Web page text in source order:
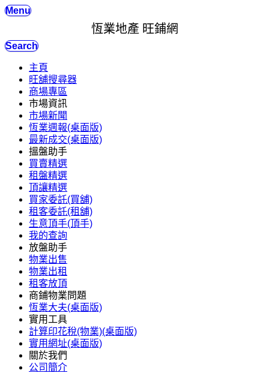
Menu
恆業地產 旺鋪網
Search
主頁
旺舖搜尋器
商場專區
市場資訊
市場新聞
恆業週報(桌面版)
最新成交(桌面版)
搵盤助手
買賣精選
租盤精選
頂讓精選
買家委託(買舖)
租客委託(租舖)
生意頂手(頂手)
我的查詢
放盤助手
物業出售
物業出租
租客放頂
商鋪物業問題
恆業大夫(桌面版)
實用工具
計算印花稅(物業)(桌面版)
實用網址(桌面版)
關於我們
公司簡介